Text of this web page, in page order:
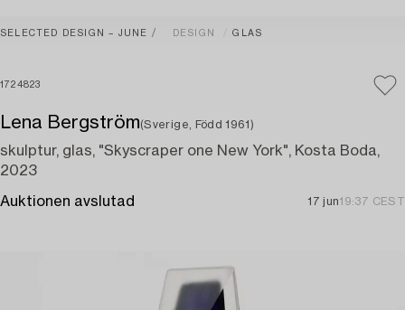
SELECTED DESIGN – JUNE DESIGN GLAS
1724823
Lena Bergström(Sverige, Född 1961)
skulptur, glas, "Skyscraper one New York", Kosta Boda,
2023
Auktionen avslutad 17 jun19:37 CEST